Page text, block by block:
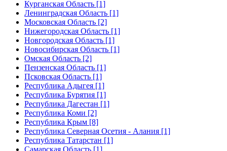
Курганская Область [1]
Ленинградская Область [1]
Московская Область [2]
Нижегородская Область [1]
Новгородская Область [1]
Новосибирская Область [1]
Омская Область [2]
Пензенская Область [1]
Псковская Область [1]
Республика Адыгея [1]
Республика Бурятия [1]
Республика Дагестан [1]
Республика Коми [2]
Республика Крым [8]
Республика Северная Осетия - Алания [1]
Республика Татарстан [1]
Самарская Область [1]